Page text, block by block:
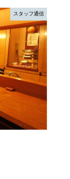
スタッフ通信